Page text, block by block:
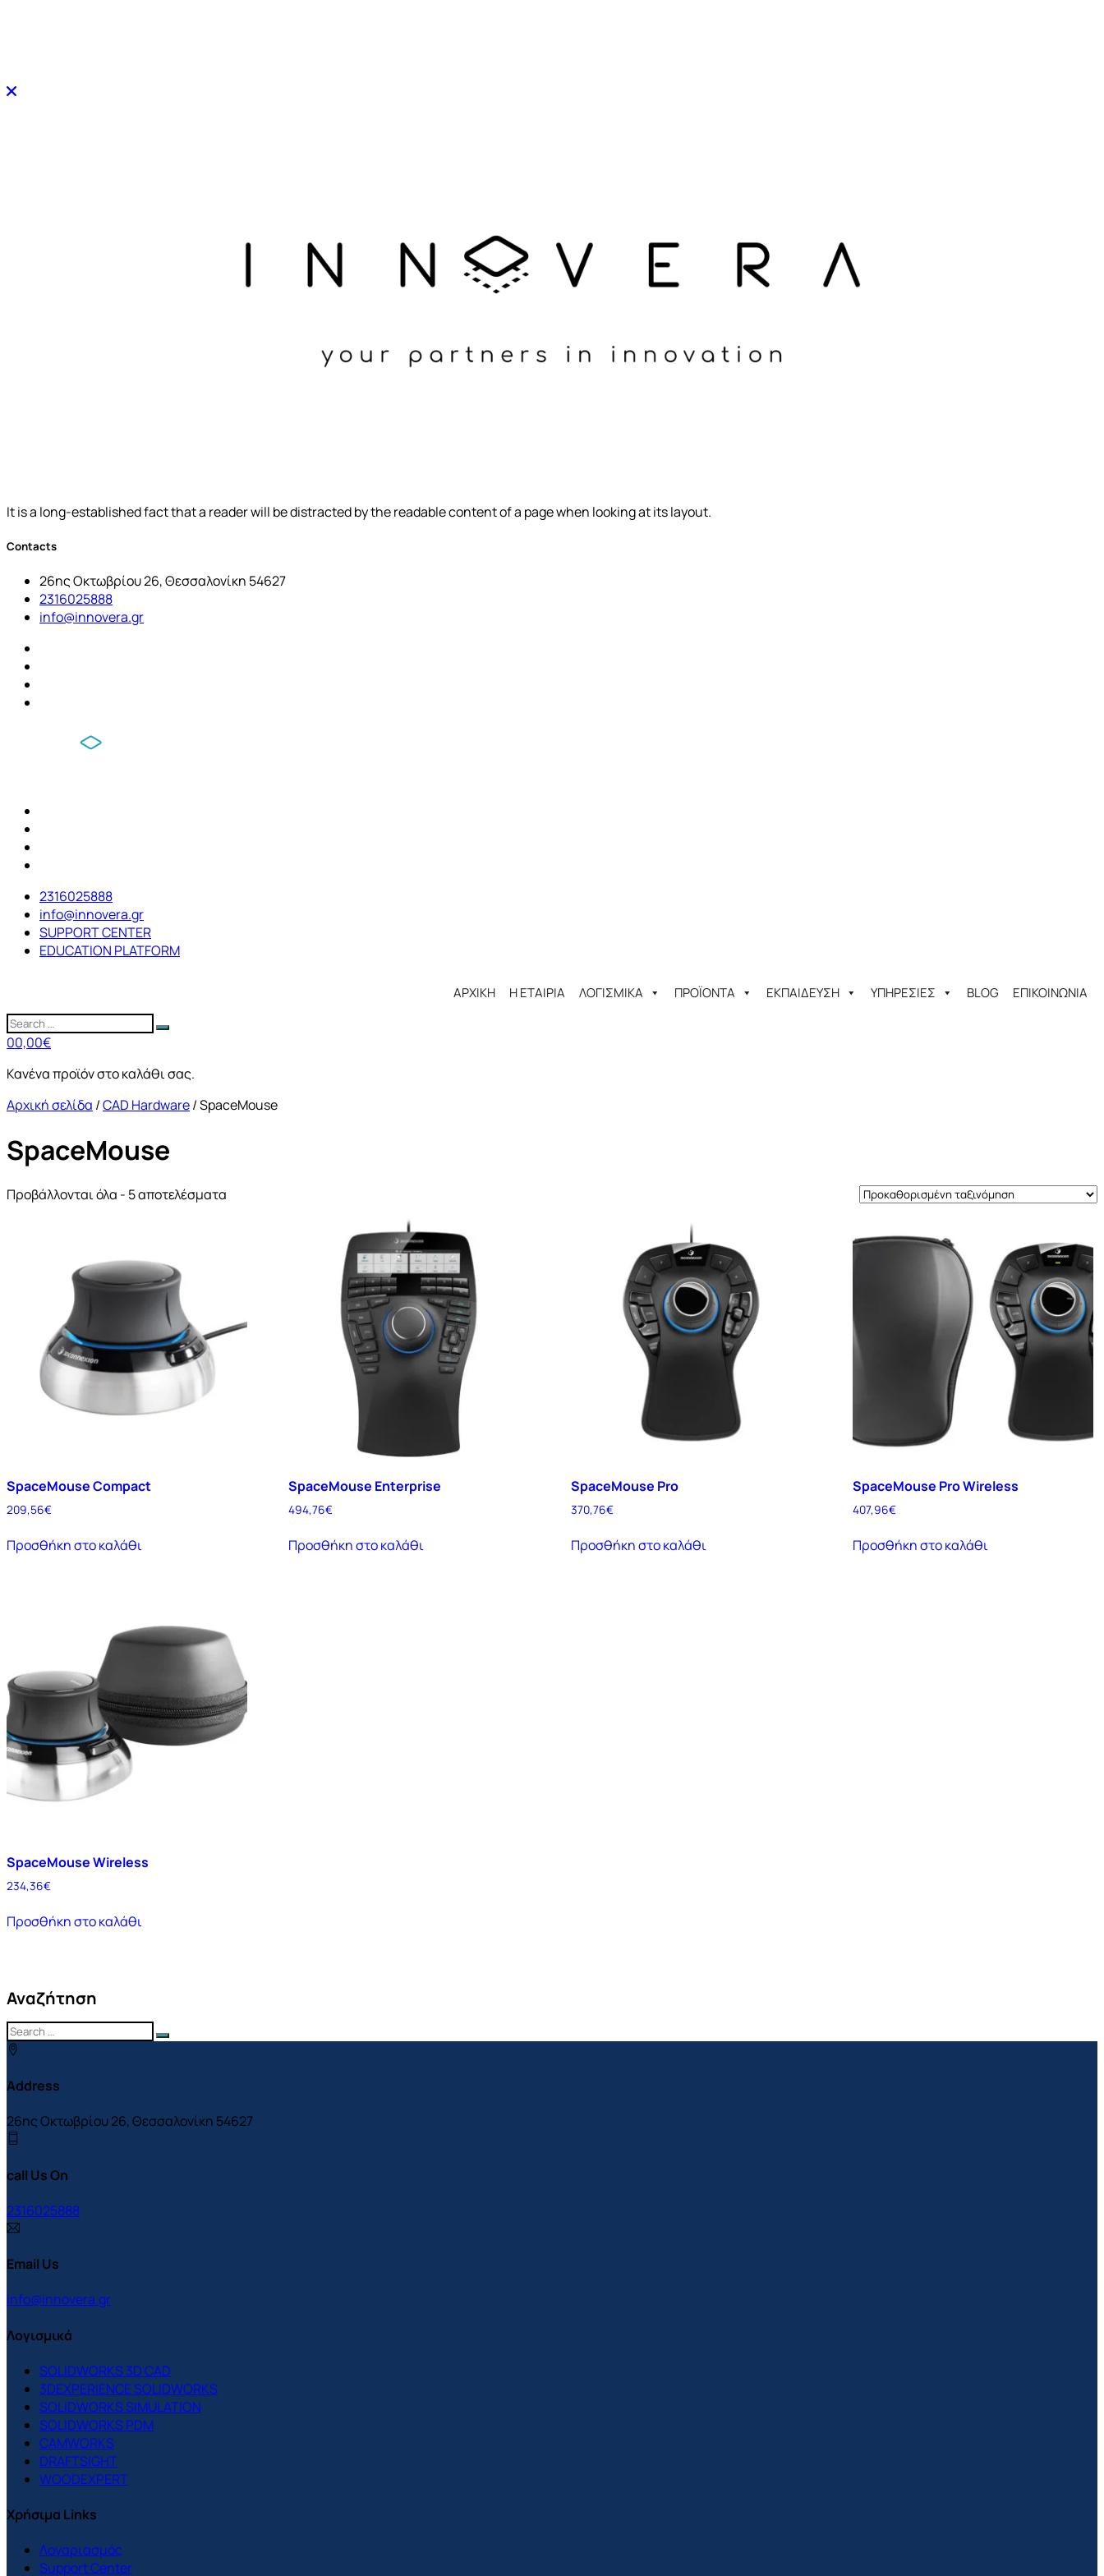
It is a long-established fact that a reader will be distracted by the readable content of a page when looking at its layout.
Contacts
26ης Οκτωβρίου 26, Θεσσαλονίκη 54627
2316025888
info@innovera.gr
2316025888
info@innovera.gr
SUPPORT CENTER
EDUCATION PLATFORM
ΑΡΧΙΚΗ Η ΕΤΑΙΡΙΑ ΛΟΓΙΣΜΙΚΑ ΠΡΟΪΟΝΤΑ ΕΚΠΑΙΔΕΥΣΗ ΥΠΗΡΕΣΙΕΣ BLOG ΕΠΙΚΟΙΝΩΝΙΑ
00,00€
Κανένα προϊόν στο καλάθι σας.
Αρχική σελίδα /CAD Hardware/ SpaceMouse
SpaceMouse
Προβάλλονται όλα - 5 αποτελέσματα
SpaceMouse Compact
209,56€
Προσθήκη στο καλάθι
SpaceMouse Enterprise
494,76€
Προσθήκη στο καλάθι
SpaceMouse Pro
370,76€
Προσθήκη στο καλάθι
SpaceMouse Pro Wireless
407,96€
Προσθήκη στο καλάθι
SpaceMouse Wireless
234,36€
Προσθήκη στο καλάθι
Αναζήτηση
Address
26ης Οκτωβρίου 26, Θεσσαλονίκη 54627
call Us On
2316025888
Email Us
info@innovera.gr
Λογισμικά
SOLIDWORKS 3D CAD
3DEXPERIENCE SOLIDWORKS
SOLIDWORKS SIMULATION
SOLIDWORKS PDM
CAMWORKS
DRAFTSIGHT
WOODEXPERT
Χρήσιμα Links
Λογαριασμός
Support Center